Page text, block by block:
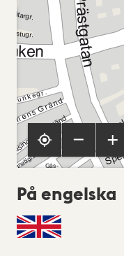
På engelska